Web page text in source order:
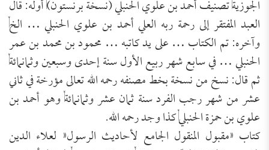
الجوزية, تصنيف أحمد بن علوي الحنبلي (نسخة برنستون), أوله: قال
العبد المفتقر إلى رحمة ربه العلي أحمد بن علوي الحنبلي … الخ,
وآخره: تم الكتاب … على يد كاتبه … محمود بن محمد بن عمر
الحنبلي … في سابع شهر ربيع الأول سنة إحدى وسبعين وثمانمائة,
ثم قال: نسخ من نسخة بخط مصنفه رحمه الله تعالى مؤرخة في ثاني
عشر من شهر رجب الفرد سنة ثمان عشر وثمانمائة, وهو أحمد بن
علوي بن حمزة الحنبلي, كذا وجد رحمه الله.
كتاب «مقبول المنقول الجامع لأحاديث الرسول« لعلاء الدين